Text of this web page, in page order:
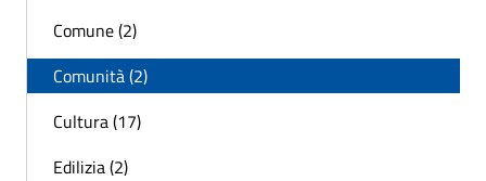
Comune (2)
Comunità (2)
Cultura (17)
Edilizia (2)